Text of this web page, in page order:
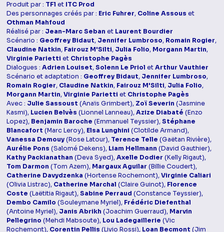
Produit par : TF1 et ITC Prod
Des personnages créés par : Eric Fuhrer, Coline Assous et
Othman Mahfoud
Réalisé par : Jean-Marc Seban et Laurent Bourdier
Scénario : Geoffrey Bidaut, Jennifer Lumbroso, Romain Rogier,
Claudine Natkin, Fairouz M'Silti, Julia Folio, Morgann Martin,
Virginie Parietti et Christophe Pagès
Dialogues :Adrien Louiset,Solenn Le Priol etArthur Vauthier
Scénario et adaptation : Geoffrey Bidaut, Jennifer Lumbroso,
Romain Rogier, Claudine Natkin, Fairouz M'Silti, Julia Folio,
Morgann Martin,Virginie Parietti et Christophe Pagès
Avec : Julie Sassoust (Anaïs Grimbert), Zoï Severin (Jasmine
Kasmi), Lucien Belvès (Lionnel Lanneau),Azize Diabaté (Enzo
Lopez), Benjamin Baroche (Emmanuel Teyssier),Stéphane
Blancafort (Marc Leroy), Elsa Lunghini (Clotilde Armand),
Vanessa Demouy(Rose Latour), Terence Telle (Gaëtan Rivière),
Aurélie Pons (Salomé Dekens), Liam Hellmann (David Gauthier),
Kathy Packianathan (Deva Syed),Axelle Dodier (Kelly Rigaut),
Tom Darmon (Tom Azem), Margaux Aguilar (Billie Coudert),
Catherine Davydzenka (Hortense Rochemont),Virginie Caliari
(Olivia Listrac), Catherine Marchal (Claire Guinot), Florence
Coste (Laëtitia Rigaut),Sabine Perraud (Constance Teyssier),
Dembo Camilo (Souleymane Myriel), Frédéric Diefenthal
(Antoine Myriel), Janis Abrikh (Joachim Guerraud), Marvin
Pellegrino (Mehdi Mabsoute), Lou Ladegaillerie (Vic
Rochemont), Corentin Pellis (Livio Rossi), Loan Becmont (Jim